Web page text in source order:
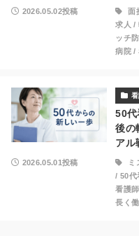
2026.05.02投稿 面
求人 /
ッチ
病院/
50代
後の
アル
2026.05.01投稿 ミ
/ 50代
看護
長く